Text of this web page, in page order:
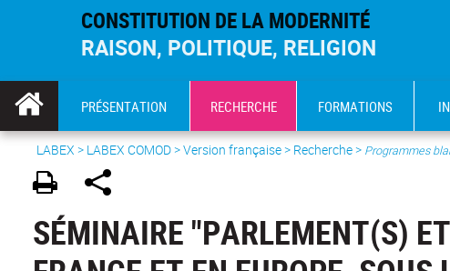
CONSTITUTION DE LA MODERNITÉ
RAISON, POLITIQUE, RELIGION
PRÉSENTATION RECHERCHE FORMATIONS
LABEX > LABEX COMOD>Version française> Recherche > Programmes
SÉMINAIRE "PARLEMENT(S)